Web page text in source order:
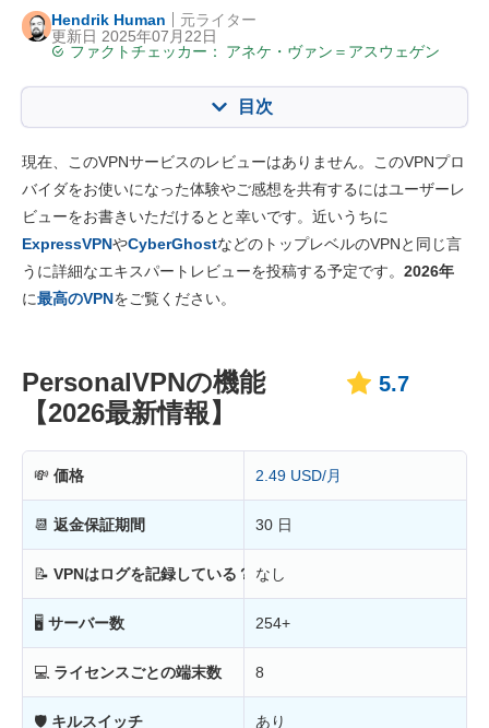
Hendrik Human
更新日 2025年07月22日
ファクトチェッカー：
アネケ・ヴァン＝アスウェゲン
元ライター
目次
主な特徴 5.7
インストール・アプリ 4.0
価格
信頼性とサポート 8.0
現在、このVPNサービスのレビューはありません。このVPNプロ
バイダをお使いになった体験やご感想を共有するにはユーザーレ
ビューをお書きいただけるとと幸いです。近いうちに
ExpressVPNやCyberGhostなどのトップレベルのVPNと同じ言
うに詳細なエキスパートレビューを投稿する予定です。 2026年
に最高のVPNをご覧ください。
PersonalVPNの機能
【2026最新情報】
5.7
💸 価格 2.49 USD/月
📆 返金保証期間 30 日
📝 VPNはログを記録している？ なし
🖥 サーバー数 254+
💻 ライセンスごとの端末数 8
🛡 キルスイッチ あり